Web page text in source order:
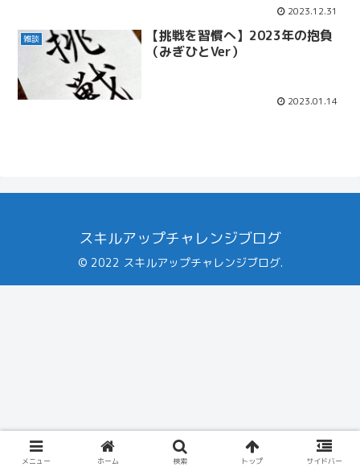
2023.12.31
雑談
【挑戦を習慣へ】2023年の抱負
（みぎひとVer）
2023.01.14
スキルアップチャレンジブログ
© 2022 スキルアップチャレンジブログ.
メニュー ホーム 検索 トップ サイドバー